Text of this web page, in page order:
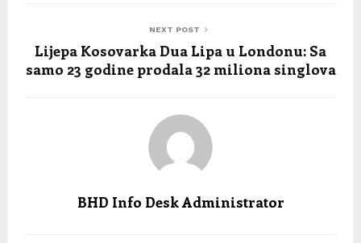
NEXT POST
Lijepa Kosovarka Dua Lipa u Londonu: Sa
samo 23 godine prodala 32 miliona singlova
BHD Info Desk Administrator